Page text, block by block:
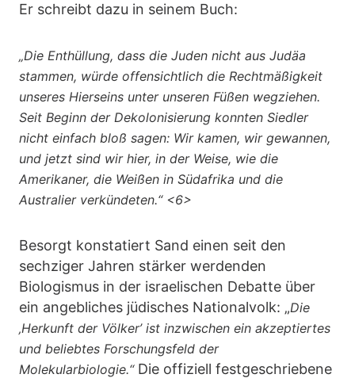
Er schreibt dazu in seinem Buch:
„Die Enthüllung, dass die Juden nicht aus Judäa
stammen, würde offensichtlich die Rechtmäßigkeit
unseres Hierseins unter unseren Füßen wegziehen.
Seit Beginn der Dekolonisierung konnten Siedler
nicht einfach bloß sagen: Wir kamen, wir gewannen,
und jetzt sind wir hier, in der Weise, wie die
Amerikaner, die Weißen in Südafrika und die
Australier verkündeten.“ <6>
Besorgt konstatiert Sand einen seit den
sechziger Jahren stärker werdenden
Biologismus in der israelischen Debatte über
ein angebliches jüdisches Nationalvolk: „Die
‚Herkunft der Völker’ ist inzwischen ein akzeptiertes
und beliebtes Forschungsfeld der
Molekularbiologie.“Die offiziell festgeschriebene